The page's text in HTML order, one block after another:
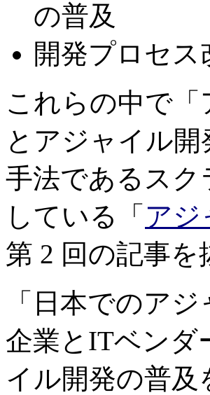
の普及
開発プロセス
これらの中で
とアジャイル
手法であるス
している「 アジ
第 2 回の記事
「日本でのア
企業とITベンダ
イル開発の普